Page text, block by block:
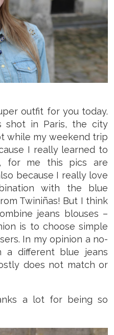
outfit for you today.
shot in Paris, the city
while my weekend trip
I really learned to
for me this pics are
because I really love
with the blue
Twiniñas! But I think
jeans blouses –
is to choose simple
In my opinion a no-
different blue jeans
does not match or
a lot for being so